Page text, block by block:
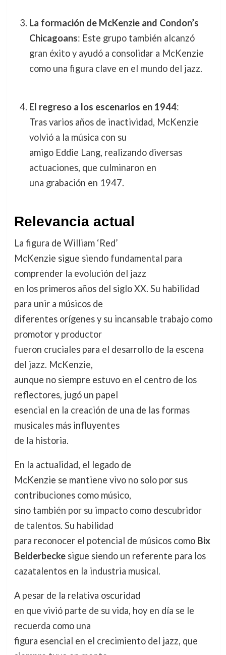
La formación de McKenzie and Condon’s
Chicagoans: Este grupo también alcanzó
gran éxito y ayudó a consolidar a McKenzie
como una figura clave en el mundo del jazz.
El regreso a los escenarios en 1944:
Tras varios años de inactividad, McKenzie
volvió a la música con su
amigo Eddie Lang, realizando diversas
actuaciones, que culminaron en
una grabación en 1947.
Relevancia actual
La figura de William ‘Red’
McKenzie sigue siendo fundamental para
comprender la evolución del jazz
en los primeros años del siglo XX. Su habilidad
para unir a músicos de
diferentes orígenes y su incansable trabajo como
promotor y productor
fueron cruciales para el desarrollo de la escena
del jazz. McKenzie,
aunque no siempre estuvo en el centro de los
reflectores, jugó un papel
esencial en la creación de una de las formas
musicales más influyentes
de la historia.
En la actualidad, el legado de
McKenzie se mantiene vivo no solo por sus
contribuciones como músico,
sino también por su impacto como descubridor
de talentos. Su habilidad
para reconocer el potencial de músicos como Bix
Beiderbeckesigue siendo un referente para los
cazatalentos en la industria musical.
A pesar de la relativa oscuridad
en que vivió parte de su vida, hoy en día se le
recuerda como una
figura esencial en el crecimiento del jazz, que